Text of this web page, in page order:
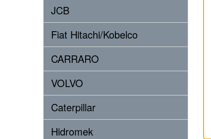
JCB
Fiat Hitachi/Kobelco
CARRARO
VOLVO
Caterpillar
Hidromek